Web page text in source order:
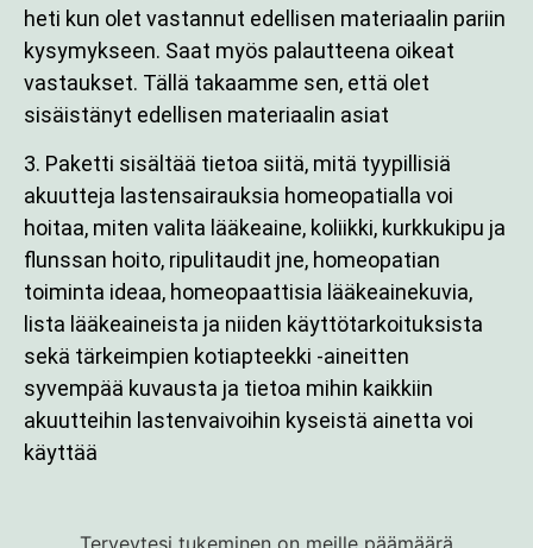
heti kun olet vastannut edellisen materiaalin pariin
kysymykseen. Saat myös palautteena oikeat
vastaukset. Tällä takaamme sen, että olet
sisäistänyt edellisen materiaalin asiat
3. Paketti sisältää tietoa siitä, mitä tyypillisiä
akuutteja lastensairauksia homeopatialla voi
hoitaa, miten valita lääkeaine, koliikki, kurkkukipu ja
flunssan hoito, ripulitaudit jne, homeopatian
toiminta ideaa, homeopaattisia lääkeainekuvia,
lista lääkeaineista ja niiden käyttötarkoituksista
sekä tärkeimpien kotiapteekki -aineitten
syvempää kuvausta ja tietoa mihin kaikkiin
akuutteihin lastenvaivoihin kyseistä ainetta voi
käyttää
Terveytesi tukeminen on meille päämäärä